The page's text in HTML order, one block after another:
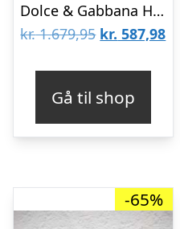
Dolce & Gabbana Habitbukser – Uld – Sort
kr.1.679,95 Den
var:
kr. 1.679,95.
kr. 587,98
Gå til shop
-65%